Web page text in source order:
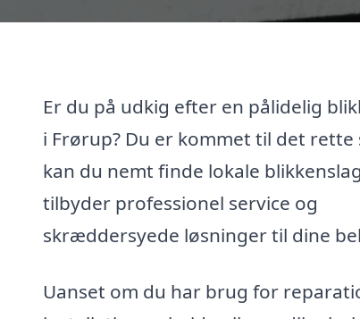
Er du på udkig efter en pålidelig
i Frørup? Du er kommet til det rette
kan du nemt finde lokale
tilbyder professionel service og
skræddersyede løsninger til dine
Uanset om du har brug for